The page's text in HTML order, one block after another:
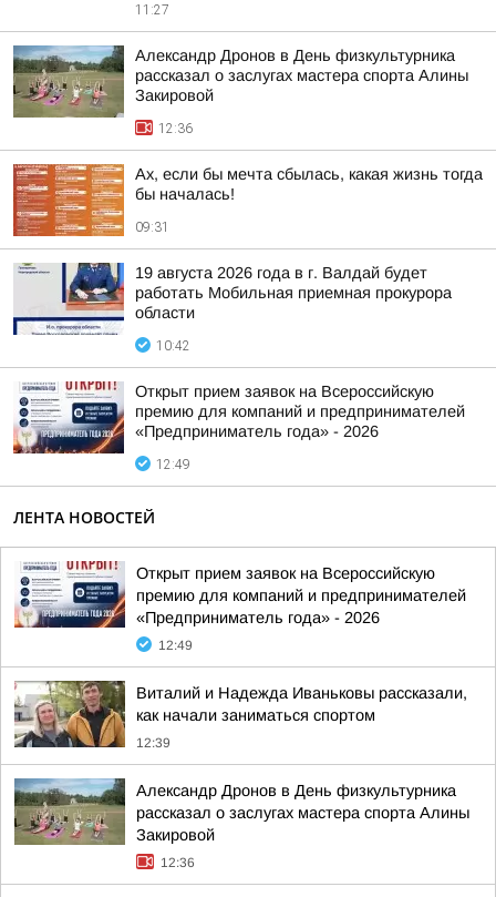
11:27
Александр Дронов в День физкультурника
рассказал о заслугах мастера спорта Алины
Закировой
12:36
Ах, если бы мечта сбылась, какая жизнь тогда
бы началась!
09:31
19 августа 2026 года в г. Валдай будет
работать Мобильная приемная прокурора
области
10:42
Открыт прием заявок на Всероссийскую
премию для компаний и предпринимателей
«Предприниматель года» - 2026
12:49
ЛЕНТА НОВОСТЕЙ
Открыт прием заявок на Всероссийскую
премию для компаний и предпринимателей
«Предприниматель года» - 2026
12:49
Виталий и Надежда Иваньковы рассказали,
как начали заниматься спортом
12:39
Александр Дронов в День физкультурника
рассказал о заслугах мастера спорта Алины
Закировой
12:36